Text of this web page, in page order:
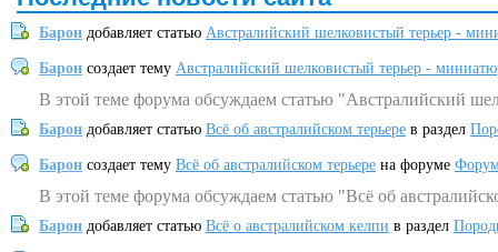
Барон добавляет статью Австралийский шелковистый терьер -
Барон создает тему Австралийский шелковистый терьер -
В этой теме форума обсуждаем статью "Австралийский
Барон добавляет статью Всё об австралийском терьере в раздел
Барон создает тему Всё об австралийском терьере на форуме
В этой теме форума обсуждаем статью "Всё об
Барон добавляет статью Всё о австралийском келпи в раздел